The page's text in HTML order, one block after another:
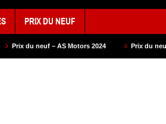
PRIX DU NEUF
Motors 2024 Prix du neuf – VMS 2024